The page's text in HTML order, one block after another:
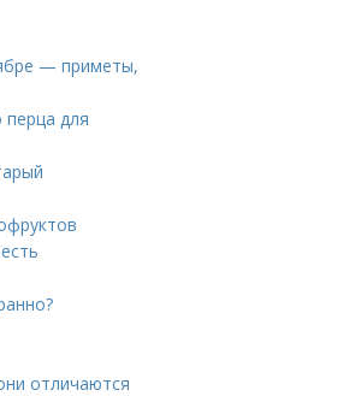
— приметы,
перца для
отличаются